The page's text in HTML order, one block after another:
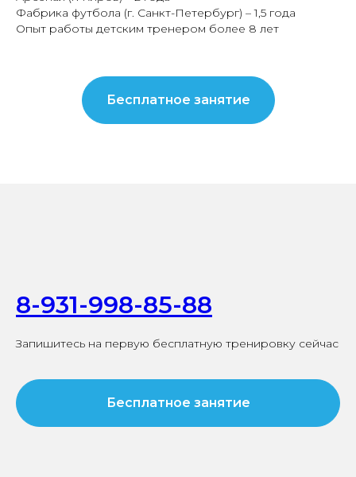
Фабрика футбола (г. Санкт-Петербург) – 1,5 года
Опыт работы детским тренером более 8 лет
Бесплатное занятие
8-931-998-85-88
Запишитесь на первую бесплатную тренировку сейчас
Бесплатное занятие